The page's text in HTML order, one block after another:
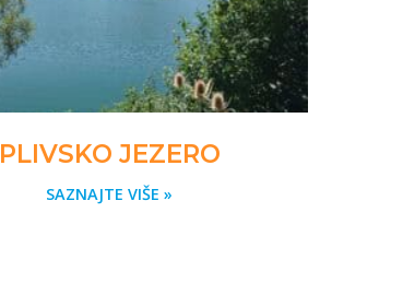
PLIVSKO JEZERO
SAZNAJTE VIŠE »